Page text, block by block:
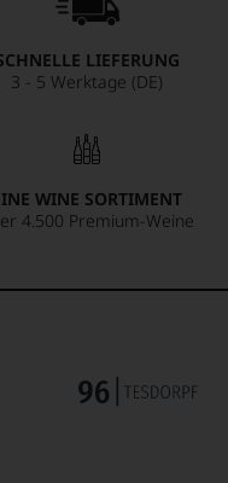
LIEFERUNG
3 - 5 Werktage (DE)
WINE SORTIMENT
4.500 Premium-Weine